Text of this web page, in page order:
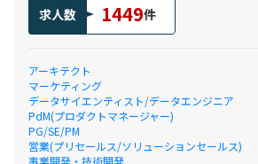
求人数 1449件
アーキテクト
マーケティング
データサイエンティスト/データエンジニア
PdM(プロダクトマネージャー)
PG/SE/PM
営業(プリセールス/ソリューションセールス)
事業開発・技術開発